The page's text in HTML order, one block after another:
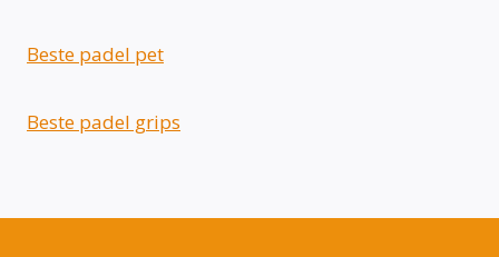
Beste padel pet
Beste padel grips